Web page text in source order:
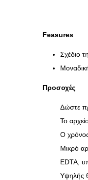
Feasures
Σχέδιο
Προσοχές
Δώστε
Το
Ο
Μικρό
EDTA,
Υψηλής